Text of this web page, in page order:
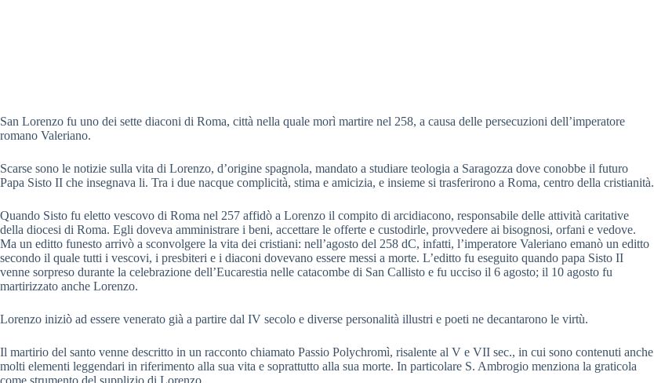
San Lorenzo fu uno dei sette diaconi di Roma, città nella quale morì martire nel 258, a causa delle persecuzioni dell’imperatore
romano Valeriano.
Scarse sono le notizie sulla vita di Lorenzo, d’origine spagnola, mandato a studiare teologia a Saragozza dove conobbe il futuro
Papa Sisto II che insegnava li. Tra i due nacque complicità, stima e amicizia, e insieme si trasferirono a Roma, centro della cristianità.
Quando Sisto fu eletto vescovo di Roma nel 257 affidò a Lorenzo il compito di arcidiacono, responsabile delle attività caritative
della diocesi di Roma. Egli doveva amministrare i beni, accettare le offerte e custodirle, provvedere ai bisognosi, orfani e vedove.
Ma un editto funesto arrivò a sconvolgere la vita dei cristiani: nell’agosto del 258 dC, infatti, l’imperatore Valeriano emanò un editto
secondo il quale tutti i vescovi, i presbiteri e i diaconi dovevano essere messi a morte. L’editto fu eseguito quando papa Sisto II
venne sorpreso durante la celebrazione dell’Eucarestia nelle catacombe di San Callisto e fu ucciso il 6 agosto; il 10 agosto fu
martirizzato anche Lorenzo.
Lorenzo iniziò ad essere venerato già a partire dal IV secolo e diverse personalità illustri e poeti ne decantarono le virtù.
Il martirio del santo venne descritto in un racconto chiamato Passio Polychromì, risalente al V e VII sec., in cui sono contenuti anche
molti elementi leggendari in riferimento alla sua vita e soprattutto alla sua morte. In particolare S. Ambrogio menziona la graticola
come strumento del supplizio di Lorenzo.